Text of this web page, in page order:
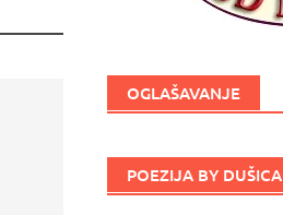
OGLAŠAVANJE
POEZIJA BY DUŠICA